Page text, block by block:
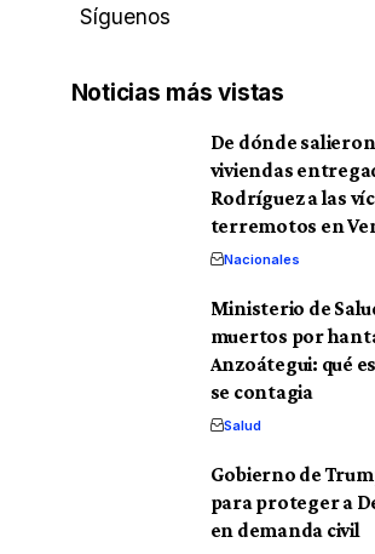
Síguenos
Noticias más vistas
De dónde
viviendas
Rodríguez a las
terremotos en
Nacionales
Ministerio de
muertos por
Anzoátegui: qué
se contagia
Salud
Gobierno de
para proteger a
en demanda civil